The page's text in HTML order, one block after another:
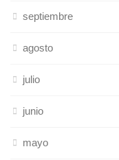
septiembre
agosto
julio
junio
mayo